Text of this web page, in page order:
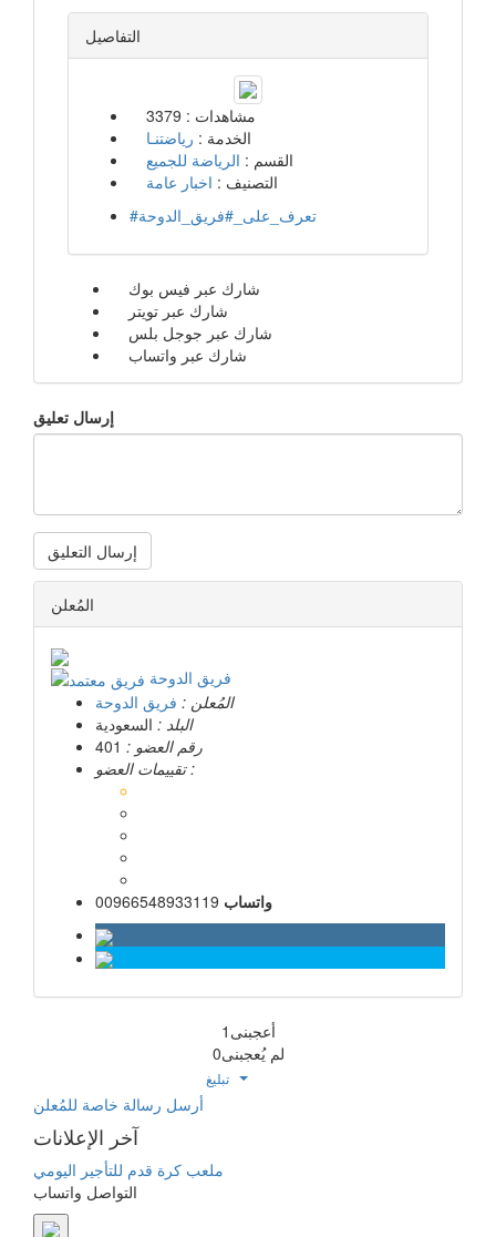
التفاصيل
مشاهدات : 3379
الخدمة : رياضتنـا
القسم : الرياضة للجميع
التصنيف : اخبار عامة
#تعرف_على_#فريق_الدوحة
شارك عبر فيس بوك
شارك عبر تويتر
شارك عبر جوجل بلس
شارك عبر واتساب
إرسال تعليق
إرسال التعليق
المُعلن
فريق الدوحة
المُعلن : فريق الدوحة
البلد : السعودية
رقم العضو : 401
تقييمات العضو :
واتساب 00966548933119
أعجبنى 1
لم يُعجبنى0
تبليغ Toggle Dropdown
أرسل رسالة خاصة للمُعلن
آخر الإعلانات
ملعب كرة قدم للتأجير اليومي